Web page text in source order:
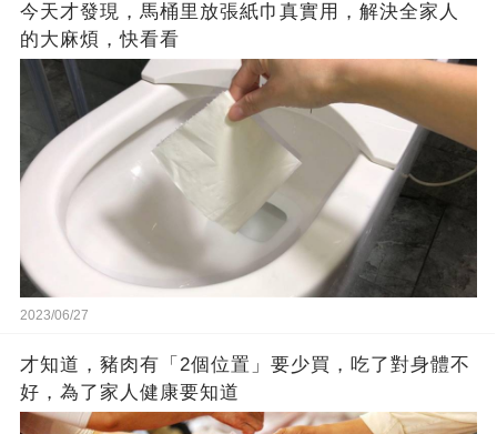
今天才發現，馬桶里放張紙巾真實用，解決全家人
的大麻煩，快看看
2023/06/27
才知道，豬肉有「2個位置」要少買，吃了對身體不
好，為了家人健康要知道